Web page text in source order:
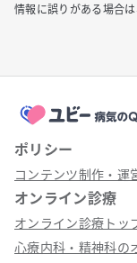
情報に誤りがある場合は
ポリシー
コンテンツ制作・運
オンライン診療
オンライン診療トッ
心療内科・精神科の